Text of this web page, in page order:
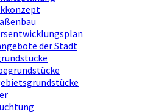
der Stadt